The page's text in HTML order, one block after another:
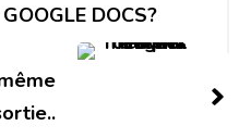
DOCS?